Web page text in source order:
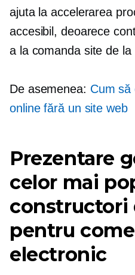
ajuta la accelerarea
accesibil, deoarece
a la comandasite de la
De asemenea: Cum să
online fără un site web
Prezentare
celor mai
constructori
pentru
electronic